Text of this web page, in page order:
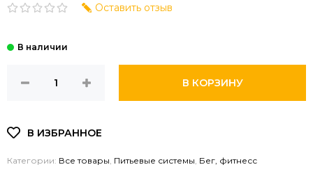
Оставить отзыв
В КОРЗИНУ
Категории: Все товары Питьевые системы Бег, фитнесс